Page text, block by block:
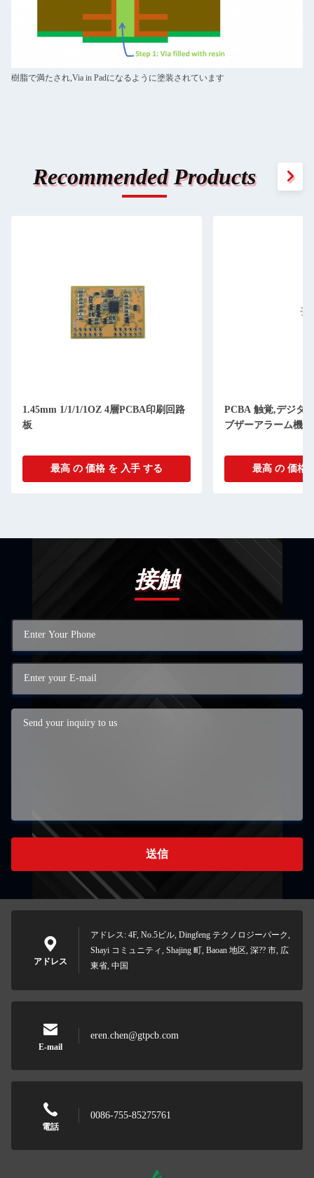
樹脂で満たされ,Via in Padになるように塗装されています
Recommended Products
1.45mm 1/1/1/1OZ 4層PCBA印刷回路
板
最高 の 価格 を 入手 する
PCBA 触覚,デジタ
ブザーアラーム機
最高 の 価格
接触
送信
アドレス
アドレス: 4F, No.5ビル, Dingfeng テクノロジーパーク,
Shayi コミュニティ, Shajing 町, Baoan 地区, 深?? 市, 広
東省, 中国
E-mail
eren.chen@gtpcb.com
電話
0086-755-85275761